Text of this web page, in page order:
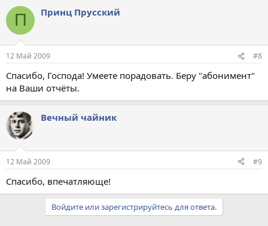
П Принц Прусский
12 Май 2009 #8
Спасибо, Господа! Умеете порадовать. Беру "абонимент"
на Ваши отчёты.
Вечный чайник
12 Май 2009 #9
Спасибо, впечатляюще!
Войдите или зарегистрируйтесь для ответа.